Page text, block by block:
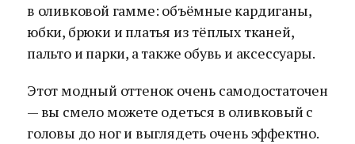
в оливковой гамме: объёмные кардиганы,
юбки, брюки и платья из тёплых тканей,
пальто и парки, а также обувь и аксессуары.
Этот модный оттенок очень самодостаточен
—вы смело можете одеться в оливковый с
головы до ног и выглядеть очень эффектно.